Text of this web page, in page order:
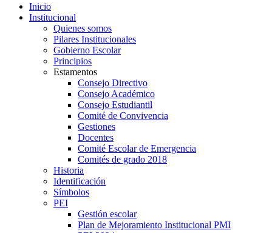
Inicio
Institucional
Quienes somos
Pilares Institucionales
Gobierno Escolar
Principios
Estamentos
Consejo Directivo
Consejo Académico
Consejo Estudiantil
Comité de Convivencia
Gestiones
Docentes
Comité Escolar de Emergencia
Comités de grado 2018
Historia
Identificación
Símbolos
PEI
Gestión escolar
Plan de Mejoramiento Institucional PMI